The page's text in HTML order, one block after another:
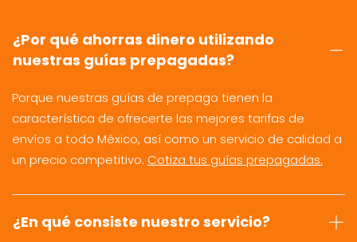
¿Por qué ahorras dinero utilizando
nuestras guías prepagadas?
Porque nuestras guías de prepago tienen la
característica de ofrecerte las mejores tarifas de
envíos a todo México, así como un servicio de calidad a
un precio competitivo. Cotiza tus guías prepagadas.
¿En qué consiste nuestro servicio?